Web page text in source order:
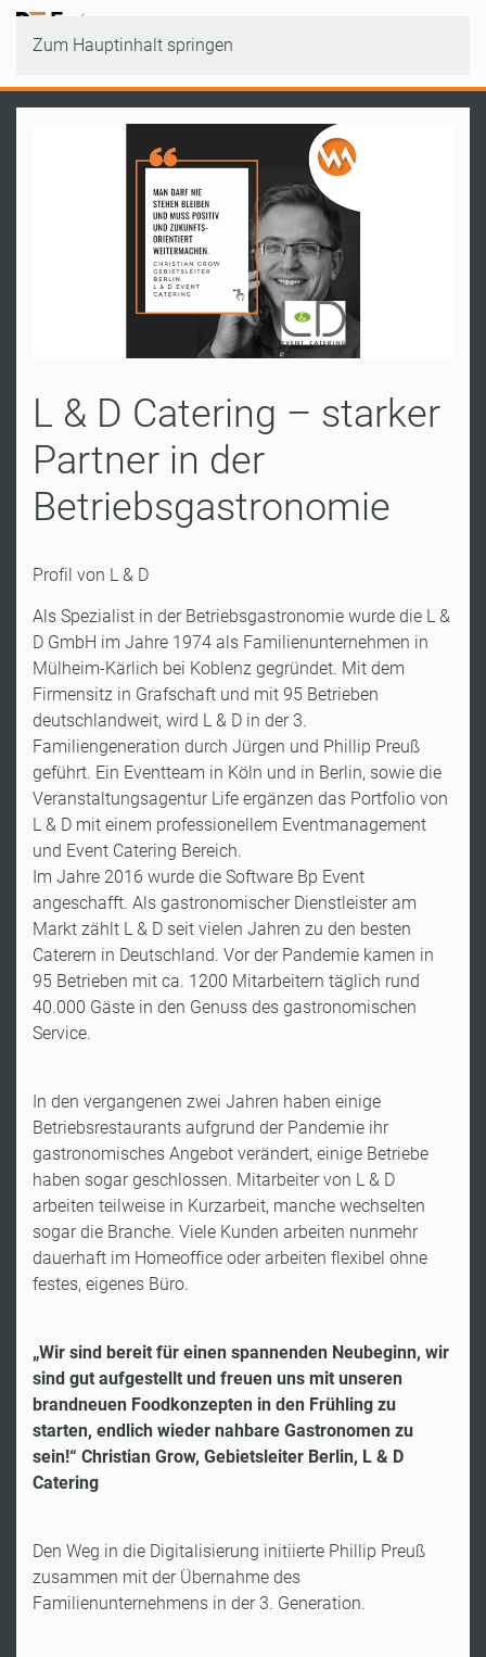
Zum Hauptinhalt springen
L & D Catering – starker
Partner in der
Betriebsgastronomie
Profil von L & D
Als Spezialist in der Betriebsgastronomie wurde die L &
D GmbH im Jahre 1974 als Familienunternehmen in
Mülheim-Kärlich bei Koblenz gegründet. Mit dem
Firmensitz in Grafschaft und mit 95 Betrieben
deutschlandweit, wird L & D in der 3.
Familiengeneration durch Jürgen und Phillip Preuß
geführt. Ein Eventteam in Köln und in Berlin, sowie die
Veranstaltungsagentur Life ergänzen das Portfolio von
L & D mit einem professionellem Eventmanagement
und Event Catering Bereich.
Im Jahre 2016 wurde die Software Bp Event
angeschafft. Als gastronomischer Dienstleister am
Markt zählt L & D seit vielen Jahren zu den besten
Caterern in Deutschland. Vor der Pandemie kamen in
95 Betrieben mit ca. 1200 Mitarbeitern täglich rund
40.000 Gäste in den Genuss des gastronomischen
Service.
In den vergangenen zwei Jahren haben einige
Betriebsrestaurants aufgrund der Pandemie ihr
gastronomisches Angebot verändert, einige Betriebe
haben sogar geschlossen. Mitarbeiter von L & D
arbeiten teilweise in Kurzarbeit, manche wechselten
sogar die Branche. Viele Kunden arbeiten nunmehr
dauerhaft im Homeoffice oder arbeiten flexibel ohne
festes, eigenes Büro.
„Wir sind bereit für einen spannenden Neubeginn, wir
sind gut aufgestellt und freuen uns mit unseren
brandneuen Foodkonzepten in den Frühling zu
starten, endlich wieder nahbare Gastronomen zu
sein!“ Christian Grow, Gebietsleiter Berlin, L & D
Catering
Den Weg in die Digitalisierung initiierte Phillip Preuß
zusammen mit der Übernahme des
Familienunternehmens in der 3. Generation.